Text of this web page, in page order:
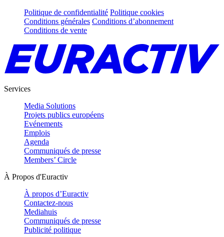
Politique de confidentialité Politique cookies
Conditions générales Conditions d’abonnement
Conditions de vente
Services
Media Solutions
Projets publics européens
Evénements
Emplois
Agenda
Communiqués de presse
Members’ Circle
À Propos d'Euractiv
À propos d’Euractiv
Contactez-nous
Mediahuis
Communiqués de presse
Publicité politique